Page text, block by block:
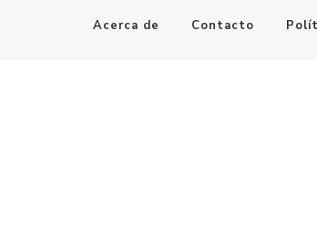
Acerca de Contacto